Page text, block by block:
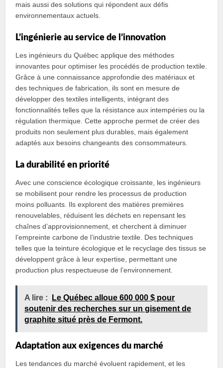
mais aussi des solutions qui répondent aux défis
environnementaux actuels.
L’ingénierie au service de l’innovation
Les ingénieurs du Québec applique des méthodes
innovantes pour optimiser les procédés de production textile.
Grâce à une connaissance approfondie des matériaux et
des techniques de fabrication, ils sont en mesure de
développer des textiles intelligents, intégrant des
fonctionnalités telles que la résistance aux intempéries ou la
régulation thermique. Cette approche permet de créer des
produits non seulement plus durables, mais également
adaptés aux besoins changeants des consommateurs.
La durabilité en priorité
Avec une conscience écologique croissante, les ingénieurs
se mobilisent pour rendre les processus de production
moins polluants. Ils explorent des matières premières
renouvelables, réduisent les déchets en repensant les
chaînes d’approvisionnement, et cherchent à diminuer
l’empreinte carbone de l’industrie textile. Des techniques
telles que la teinture écologique et le recyclage des tissus se
développent grâce à leur expertise, permettant une
production plus respectueuse de l’environnement.
A lire :
Le Québec alloue 600 000 $ pour
soutenir des recherches sur un gisement de
graphite situé près de Fermont.
Adaptation aux exigences du marché
Les tendances du marché évoluent rapidement, et les